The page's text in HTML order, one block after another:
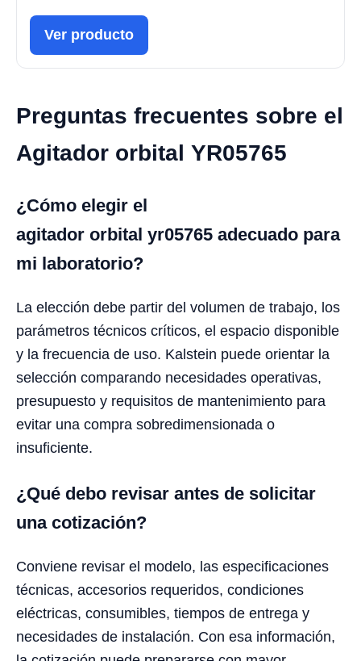
Ver producto
Preguntas frecuentes sobre el
Agitador orbital YR05765
¿Cómo elegir el
agitador orbital yr05765 adecuado para
mi laboratorio?
La elección debe partir del volumen de trabajo, los
parámetros técnicos críticos, el espacio disponible
y la frecuencia de uso. Kalstein puede orientar la
selección comparando necesidades operativas,
presupuesto y requisitos de mantenimiento para
evitar una compra sobredimensionada o
insuficiente.
¿Qué debo revisar antes de solicitar
una cotización?
Conviene revisar el modelo, las especificaciones
técnicas, accesorios requeridos, condiciones
eléctricas, consumibles, tiempos de entrega y
necesidades de instalación. Con esa información,